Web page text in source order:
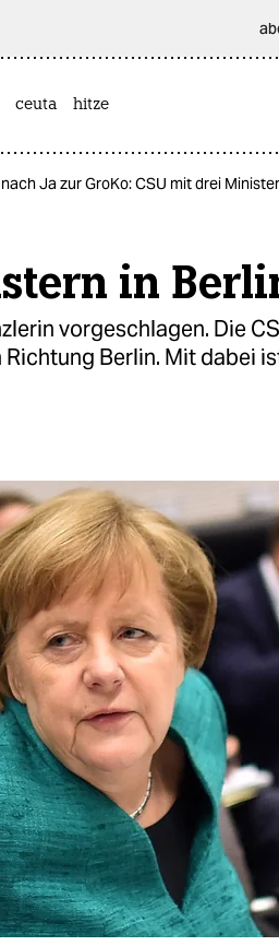
ceuta hitze
Ja zur GroKo: CSU mit drei
in
vorgeschlagen. Die
Berlin. Mit dabei